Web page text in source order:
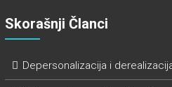
Skorašnji Članci
Depersonalizacija i